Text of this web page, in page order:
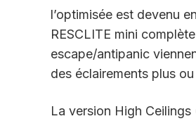
l’optimisée est devenu
RESCLITE mini
escape/antipanic
des éclairements plus
La version High